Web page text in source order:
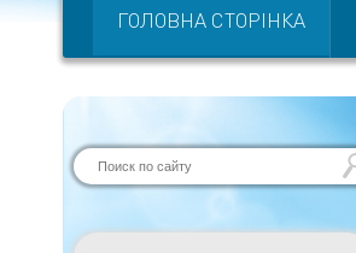
ГОЛОВНА СТОРІНКА